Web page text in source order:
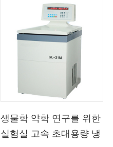
생물학 약학 연구를 위한
실험실 고속 초대용량 냉